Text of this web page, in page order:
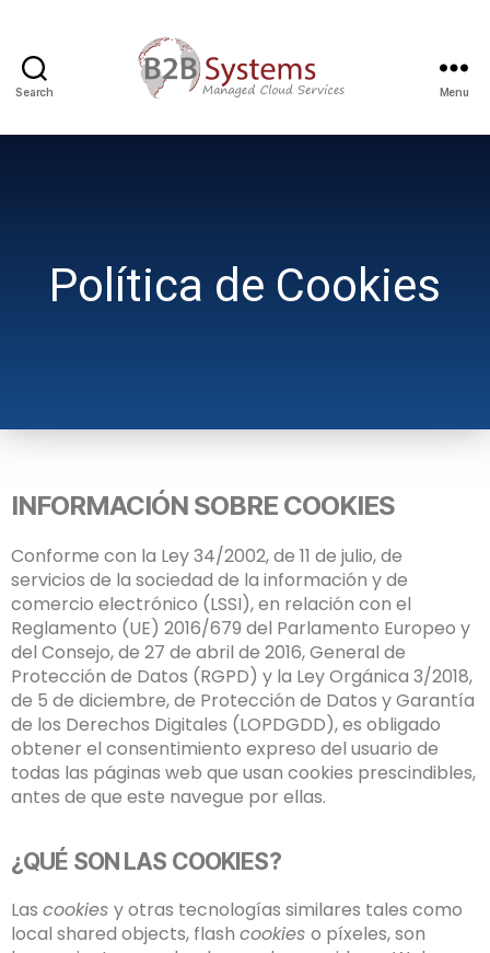
Search Menu
Política de Cookies
INFORMACIÓN SOBRE COOKIES
Conforme con la Ley 34/2002, de 11 de julio, de
servicios de la sociedad de la información y de
comercio electrónico (LSSI), en relación con el
Reglamento (UE) 2016/679 del Parlamento Europeo y
del Consejo, de 27 de abril de 2016, General de
Protección de Datos (RGPD) y la Ley Orgánica 3/2018,
de 5 de diciembre, de Protección de Datos y Garantía
de los Derechos Digitales (LOPDGDD), es obligado
obtener el consentimiento expreso del usuario de
todas las páginas web que usan cookies prescindibles,
antes de que este navegue por ellas.
¿QUÉ SON LAS COOKIES?
Las cookies y otras tecnologías similares tales como
local shared objects, flash cookies o píxeles, son